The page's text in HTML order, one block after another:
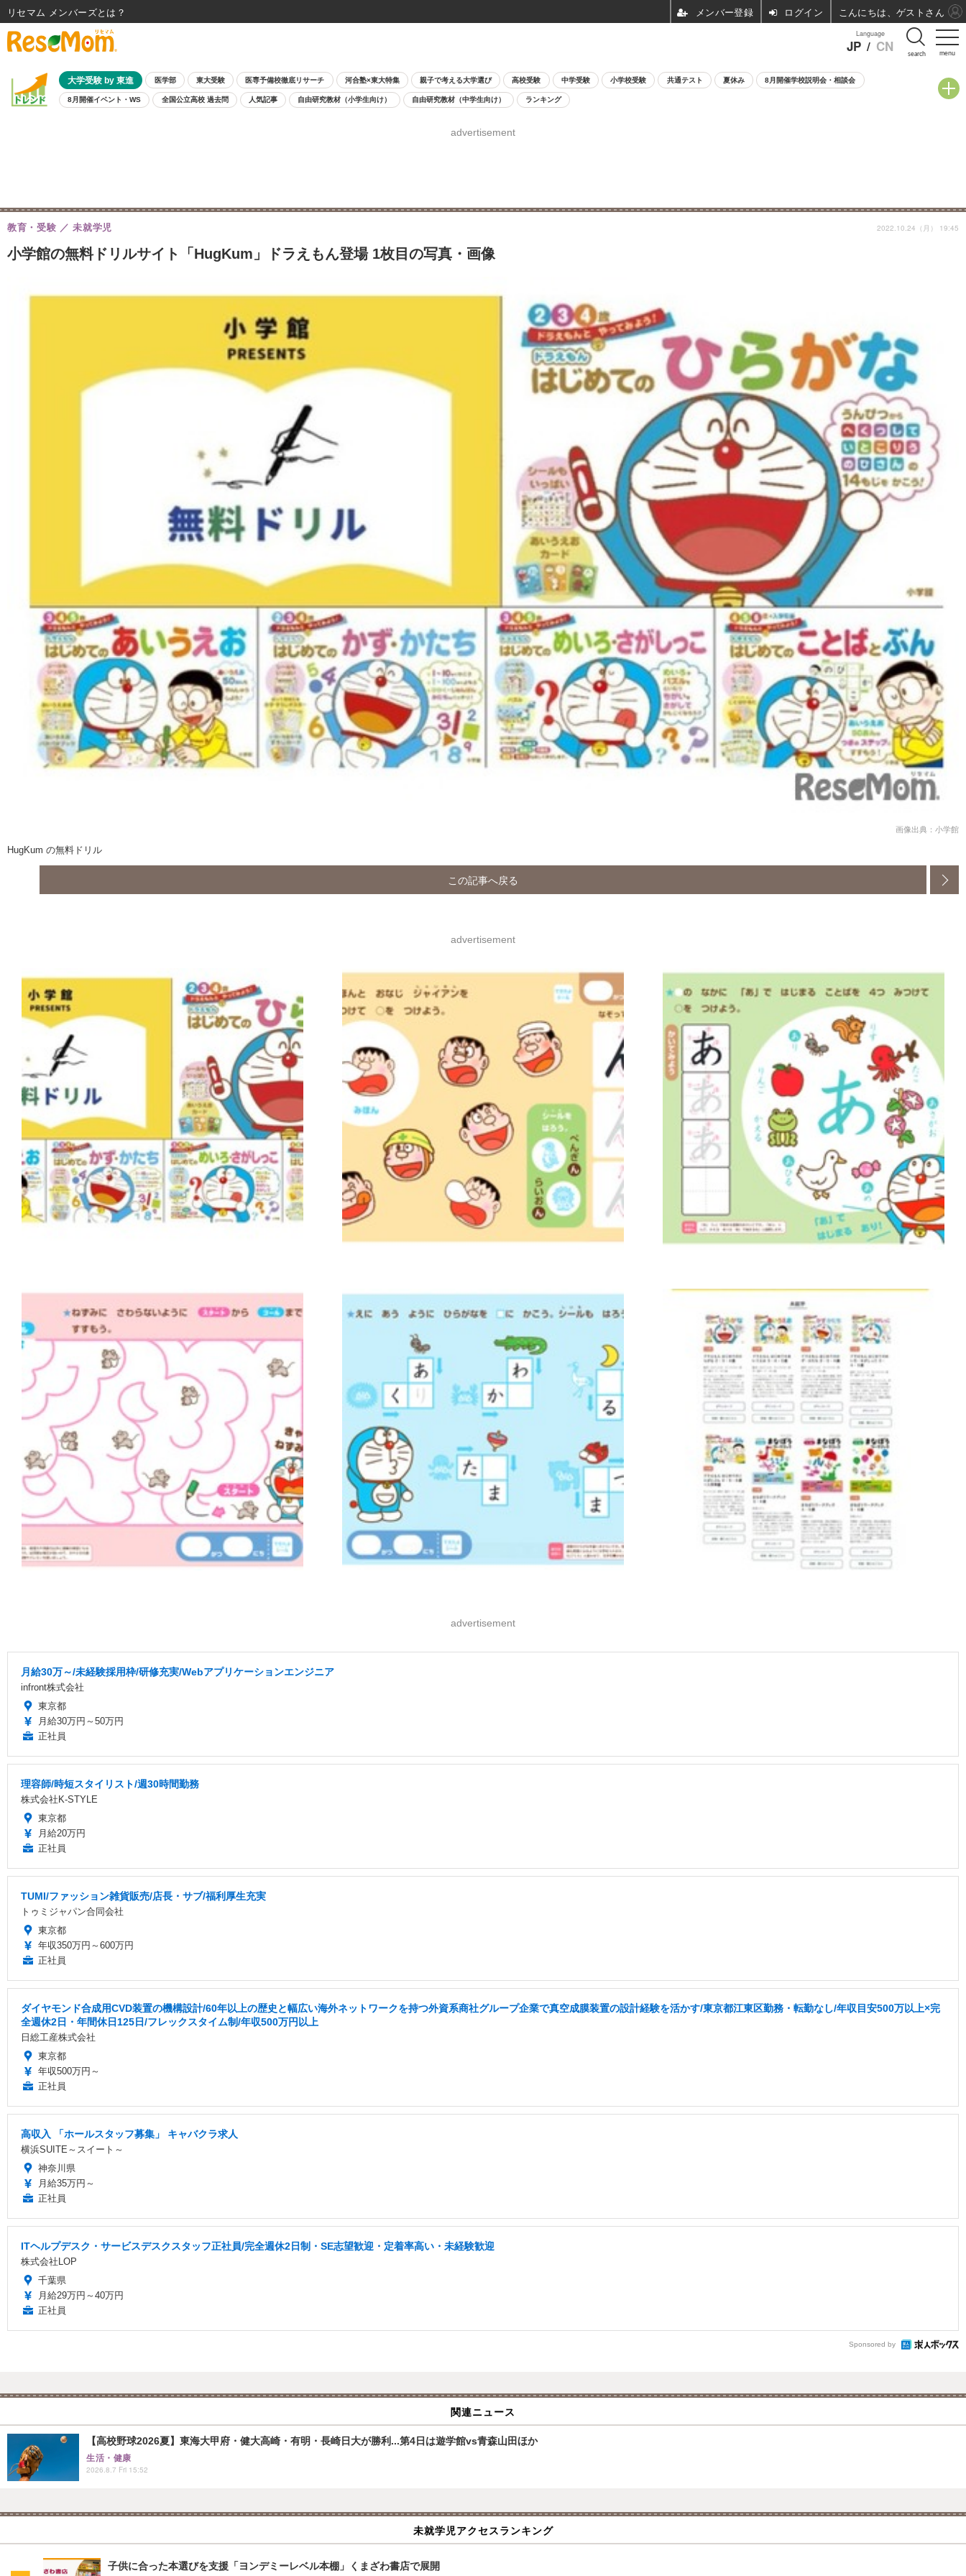
menu
Language
JP / CN search
大学受験 by 東進 医学部 東大受験 医専予備校徹底リサーチ 河合塾×東大特集 親子で考える大学選び 高校受験 中学受験 小学校受験 共通テスト 夏休み 8月開催学校説明会・相談会
8月開催イベント・WS 全国公立高校 過去問 人気記事 自由研究教材（小学生向け） 自由研究教材（中学生向け） ランキング
advertisement
小学館の無料ドリルサイト「HugKum」ドラえもん登場 1枚目の写真・画像
教育・受験 未就学児 2022.10.24（月） 19:45
画像出典：小学館
HugKum の無料ドリル
この記事へ戻る
advertisement
advertisement
月給30万～/未経験採用枠/研修充実/Webアプリケーションエンジニア
infront株式会社
東京都
月給30万円～50万円
正社員
理容師/時短スタイリスト/週30時間勤務
株式会社K-STYLE
東京都
月給20万円
正社員
TUMI/ファッション雑貨販売/店長・サブ/福利厚生充実
トゥミジャパン合同会社
東京都
年収350万円～600万円
正社員
ダイヤモンド合成用CVD装置の機構設計/60年以上の歴史と幅広い海外ネットワークを持つ外資系商社グループ企業で真空成膜装置の設計経験を活かす/東京都江東区勤務・転勤なし/年収目安500万以上×完
全週休2日・年間休日125日/フレックスタイム制/年収500万円以上
日総工産株式会社
東京都
年収500万円～
正社員
高収入 「ホールスタッフ募集」 キャバクラ求人
横浜SUITE～スイート～
神奈川県
月給35万円～
正社員
ITヘルプデスク・サービスデスクスタッフ正社員/完全週休2日制・SE志望歓迎・定着率高い・未経験歓迎
株式会社LOP
千葉県
月給29万円～40万円
正社員
Sponsored by
関連ニュース
【高校野球2026夏】東海大甲府・健大高崎・有明・長崎日大が勝利...第4日は遊学館vs青森山田ほか
生活・健康
2026.8.7 Fri 15:52
未就学児アクセスランキング
子供に合った本選びを支援「ヨンデミーレベル本棚」くまざわ書店で展開
リセマム メンバーズ ログイン こんにちは、ゲストさん